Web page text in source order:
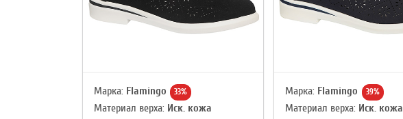
Марка: Flamingo 33%
Материал верха: Иск. кожа
Марка: Flamingo 39%
Материал верха: Иск. кожа